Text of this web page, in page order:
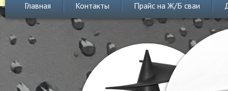
Главная Контакты Прайс на Ж/Б сваи